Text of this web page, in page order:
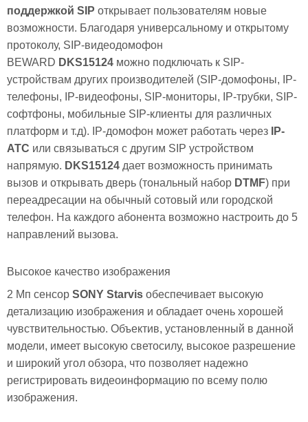
поддержкой SIP открывает пользователям новые
возможности. Благодаря универсальному и открытому
протоколу, SIP-видеодомофон
BEWARD DKS15124 можно подключать к SIP-
устройствам других производителей (SIP-домофоны, IP-
телефоны, IP-видеофоны, SIP-мониторы, IP-трубки, SIP-
софтфоны, мобильные SIP-клиенты для различных
платформ и т.д). IP-домофон может работать через
IP-
АТС или связываться с другим SIP устройством
напрямую. DKS15124 дает возможность принимать
вызов и открывать дверь (тональный набор DTMF) при
переадресации на обычный сотовый или городской
телефон. На каждого абонента возможно настроить до 5
направлений вызова.
Высокое качество изображения
2 Мп сенсор SONY Starvis обеспечивает высокую
детализацию изображения и обладает очень хорошей
чувствительностью. Объектив, установленный в данной
модели, имеет высокую светосилу, высокое разрешение
и широкий угол обзора, что позволяет надежно
регистрировать видеоинформацию по всему полю
изображения.